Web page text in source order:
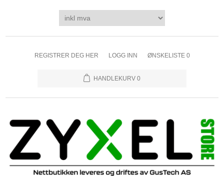
REGISTRER DEG HER LOGG INN ØNSKELISTE 0
HANDLEKURV 0